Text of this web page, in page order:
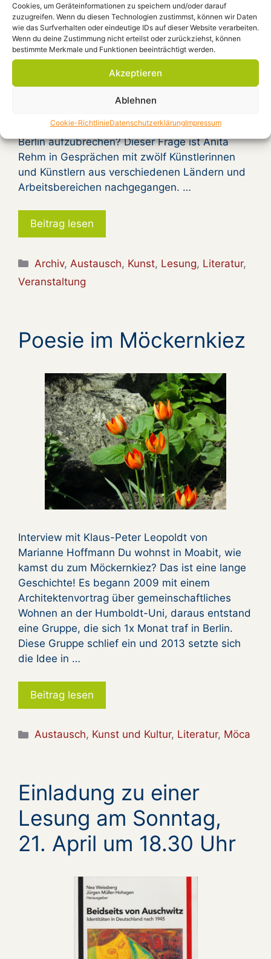
Cookies, um Geräteinformationen zu speichern und/oder darauf
zuzugreifen. Wenn du diesen Technologien zustimmst, können wir Daten
wie das Surfverhalten oder eindeutige IDs auf dieser Website verarbeiten.
Wenn du deine Zustimmung nicht erteilst oder zurückziehst, können
bestimmte Merkmale und Funktionen beeinträchtigt werden.
Akzeptieren
Ablehnen
Cookie-RichtlinieDatenschutzerklärungImpressum
Sehnsucht nach Berlin“ am Sonntag, 20.
Oktober um 18.30 Uhr im Treffpunkt/Forum.
verlassen, um in eine ungewisse Zukunft nach
Berlin aufzubrechen? Dieser Frage ist Anita
Rehm in Gesprächen mit zwölf Künstlerinnen
und Künstlern aus verschiedenen Ländern und
Arbeitsbereichen nachgegangen. …
Beitrag lesen
Kategorien
Archiv, Austausch, Kunst, Lesung, Literatur,
Veranstaltung
Poesie im Möckernkiez
Interview mit Klaus-Peter Leopoldt von
Marianne Hoffmann Du wohnst in Moabit, wie
kamst du zum Möckernkiez? Das ist eine lange
Geschichte! Es begann 2009 mit einem
Architektenvortrag über gemeinschaftliches
Wohnen an der Humboldt-Uni, daraus entstand
eine Gruppe, die sich 1x Monat traf in Berlin.
Diese Gruppe schlief ein und 2013 setzte sich
die Idee in …
Beitrag lesen
Kategorien
Austausch, Kunst und Kultur, Literatur, Möca
Einladung zu einer
Lesung am Sonntag,
21. April um 18.30 Uhr